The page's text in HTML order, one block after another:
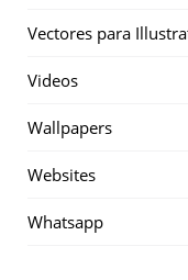
Vectores para
Videos
Wallpapers
Websites
Whatsapp